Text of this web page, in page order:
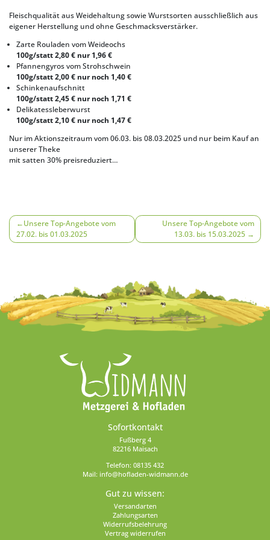
Fleischqualität aus Weidehaltung sowie Wurstsorten ausschließlich aus
eigener Herstellung und ohne Geschmacksverstärker.
Zarte Rouladen vom Weideochs
100g/statt 2,80 € nur 1,96 €
Pfannengyros vom Strohschwein
100g/statt 2,00 € nur noch 1,40 €
Schinkenaufschnitt
100g/statt 2,45 € nur noch 1,71 €
Delikatessleberwurst
100g/statt 2,10 € nur noch 1,47 €
Nur im Aktionszeitraum vom 06.03. bis 08.03.2025 und nur beim Kauf an
unserer Theke
mit satten 30% preisreduziert…
Beitragsnavigation
Unsere Top-Angebote vom
27.02. bis 01.03.2025
Unsere Top-Angebote vom
13.03. bis 15.03.2025
Sofortkontakt
Fußberg 4
82216 Maisach
Telefon: 08135 432
Mail: info@hofladen-widmann.de
Gut zu wissen:
Versandarten
Zahlungsarten
Widerrufsbelehrung
Vertrag widerrufen